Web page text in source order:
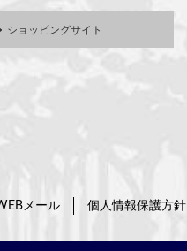
ショッピングサイト
メール 個人情報保護方針